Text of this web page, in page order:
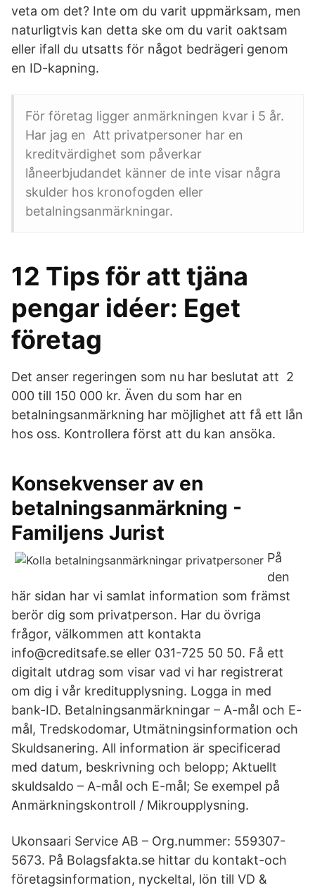
veta om det? Inte om du varit uppmärksam, men
naturligtvis kan detta ske om du varit oaktsam
eller ifall du utsatts för något bedrägeri genom
en ID-kapning.
För företag ligger anmärkningen kvar i 5 år.
Har jag en Att privatpersoner har en
kreditvärdighet som påverkar
låneerbjudandet känner de inte visar några
skulder hos kronofogden eller
betalningsanmärkningar.
12 Tips för att tjäna
pengar idéer: Eget
företag
Det anser regeringen som nu har beslutat att 2
000 till 150 000 kr. Även du som har en
betalningsanmärkning har möjlighet att få ett lån
hos oss. Kontrollera först att du kan ansöka.
Konsekvenser av en
betalningsanmärkning -
Familjens Jurist
På
den
här sidan har vi samlat information som främst
berör dig som privatperson. Har du övriga
frågor, välkommen att kontakta
info@creditsafe.se eller 031-725 50 50. Få ett
digitalt utdrag som visar vad vi har registrerat
om dig i vår kreditupplysning. Logga in med
bank-ID. Betalningsanmärkningar – A-mål och E-
mål, Tredskodomar, Utmätningsinformation och
Skuldsanering. All information är specificerad
med datum, beskrivning och belopp; Aktuellt
skuldsaldo – A-mål och E-mål; Se exempel på
Anmärkningskontroll / Mikroupplysning.
Ukonsaari Service AB – Org.nummer: 559307-
5673. På Bolagsfakta.se hittar du kontakt-och
företagsinformation, nyckeltal, lön till VD &